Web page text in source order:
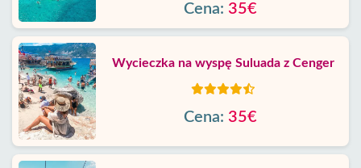
Cena: 35€
Wycieczka na wyspę Suluada z Cenger
Cena: 35€